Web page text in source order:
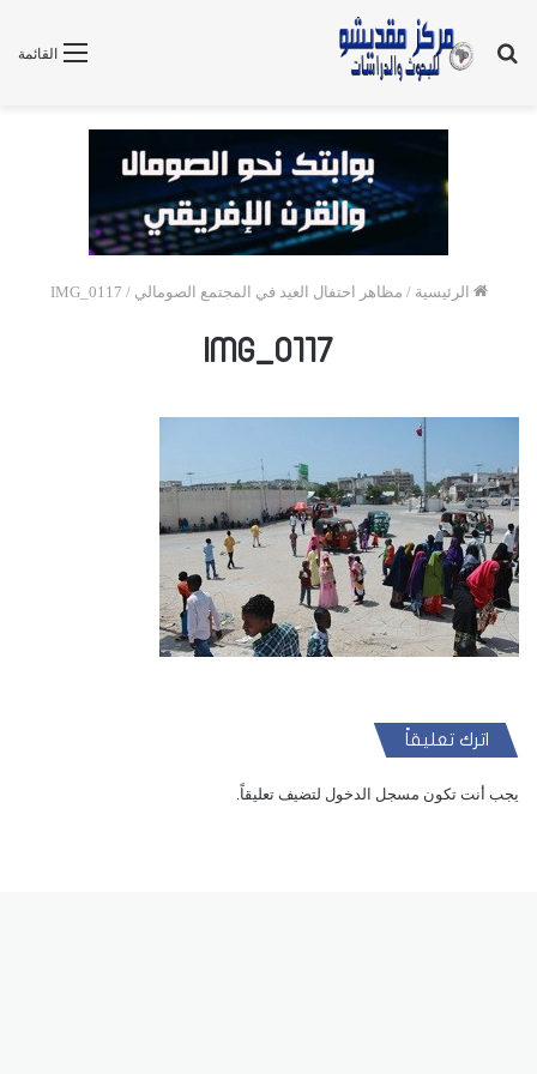
القائمة
بحث
الرئيسية / مظاهر احتفال العيد في المجتمع الصومالي /
IMG_0117
IMG_0117
اترك تعليقاً
يجب أنت تكون مسجل الدخول لتضيف تعليقاً.